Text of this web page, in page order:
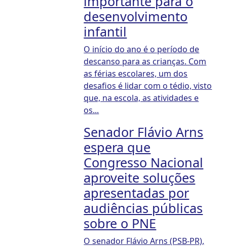
desenvolvimento
infantil
O início do ano é o período de
descanso para as crianças. Com
as férias escolares, um dos
desafios é lidar com o tédio, visto
que, na escola, as atividades e
os...
Senador Flávio Arns
espera que
Congresso Nacional
aproveite soluções
apresentadas por
audiências públicas
sobre o PNE
O senador Flávio Arns (PSB-PR),